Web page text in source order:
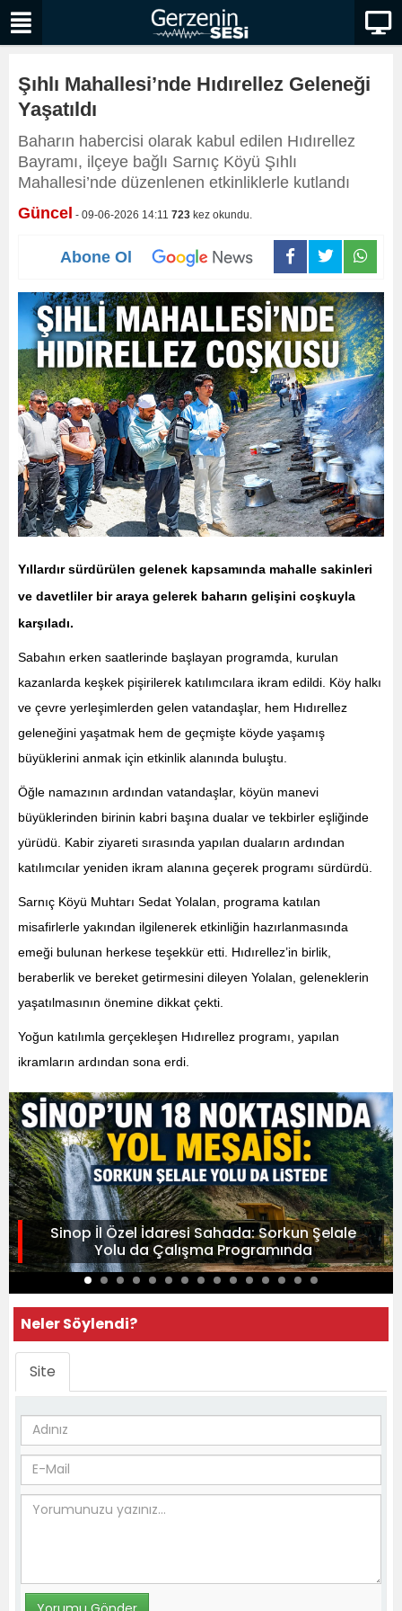
Şıhlı Mahallesi’nde Hıdırellez Geleneği
Yaşatıldı
Baharın habercisi olarak kabul edilen Hıdırellez
Bayramı, ilçeye bağlı Sarnıç Köyü Şıhlı
Mahallesi’nde düzenlenen etkinliklerle kutlandı
Güncel - 09-06-2026 14:11 723 kez okundu.
Abone Ol
Yıllardır sürdürülen gelenek kapsamında mahalle sakinleri
ve davetliler bir araya gelerek baharın gelişini coşkuyla
karşıladı.
Sabahın erken saatlerinde başlayan programda, kurulan
kazanlarda keşkek pişirilerek katılımcılara ikram edildi. Köy halkı
ve çevre yerleşimlerden gelen vatandaşlar, hem Hıdırellez
geleneğini yaşatmak hem de geçmişte köyde yaşamış
büyüklerini anmak için etkinlik alanında buluştu.
Öğle namazının ardından vatandaşlar, köyün manevi
büyüklerinden birinin kabri başına dualar ve tekbirler eşliğinde
yürüdü. Kabir ziyareti sırasında yapılan duaların ardından
katılımcılar yeniden ikram alanına geçerek programı sürdürdü.
Sarnıç Köyü Muhtarı Sedat Yolalan, programa katılan
misafirlerle yakından ilgilenerek etkinliğin hazırlanmasında
emeği bulunan herkese teşekkür etti. Hıdırellez’in birlik,
beraberlik ve bereket getirmesini dileyen Yolalan, geleneklerin
yaşatılmasının önemine dikkat çekti.
Yoğun katılımla gerçekleşen Hıdırellez programı, yapılan
ikramların ardından sona erdi.
Sinop İl Özel İdaresi Sahada: Sorkun Şelale
Yolu da Çalışma Programında
Neler Söylendi?
Site